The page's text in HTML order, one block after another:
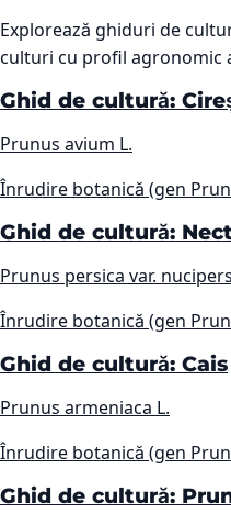
Explorează ghiduri de
culturi cu profil agronomic
Ghid de cultură:
Prunus avium L.
Înrudire botanică (gen
Ghid de cultură:
Prunus persica var.
Înrudire botanică (gen
Ghid de cultură: Cais
Prunus armeniaca L.
Înrudire botanică (gen
Ghid de cultură: